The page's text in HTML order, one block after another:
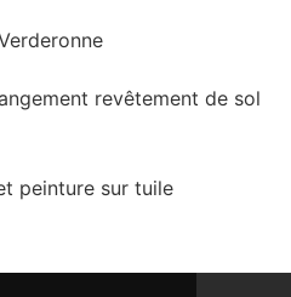
revêtement de sol
peinture sur tuile